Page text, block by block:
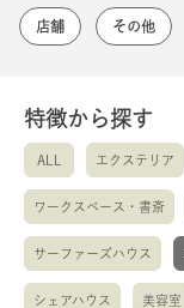
店舗 その他
特徴から探す
ALL エクステリア
ワークスペース・書斎
サーファーズハウス
シェアハウス 美容室